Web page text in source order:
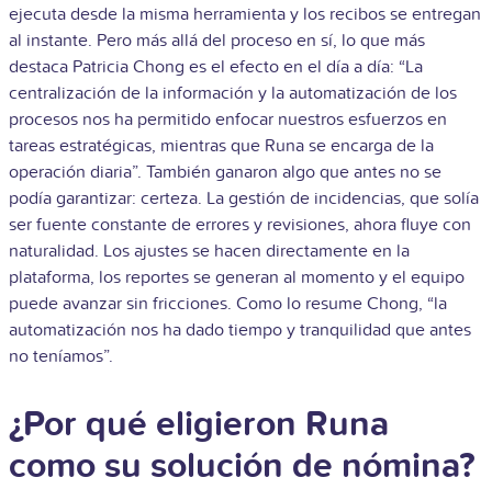
ejecuta desde la misma herramienta y los recibos se entregan
al instante. Pero más allá del proceso en sí, lo que más
destaca Patricia Chong es el efecto en el día a día: “La
centralización de la información y la automatización de los
procesos nos ha permitido enfocar nuestros esfuerzos en
tareas estratégicas, mientras que Runa se encarga de la
operación diaria”. También ganaron algo que antes no se
podía garantizar: certeza. La gestión de incidencias, que solía
ser fuente constante de errores y revisiones, ahora fluye con
naturalidad. Los ajustes se hacen directamente en la
plataforma, los reportes se generan al momento y el equipo
puede avanzar sin fricciones. Como lo resume Chong, “la
automatización nos ha dado tiempo y tranquilidad que antes
no teníamos”.
¿Por qué eligieron Runa
como su solución de nómina?